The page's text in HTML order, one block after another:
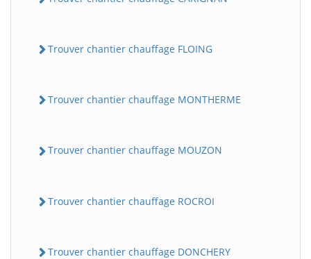
Trouver chantier chauffage FLOING
Trouver chantier chauffage MONTHERME
Trouver chantier chauffage MOUZON
Trouver chantier chauffage ROCROI
Trouver chantier chauffage DONCHERY